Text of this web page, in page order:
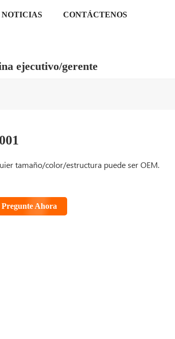
NOTICIAS CONTÁCTENOS
ejecutivo/gerente
tamaño/color/estructura puede ser OEM.
Pregunte Ahora